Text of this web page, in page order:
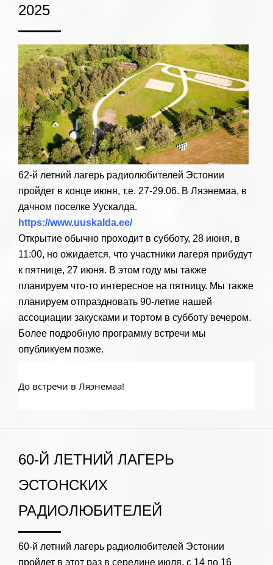
2025
62-й летний лагерь радиолюбителей Эстонии
пройдет в конце июня, т.е. 27-29.06. В Ляэнемаа, в
дачном поселке Уускалда.
https://www.uuskalda.ee/
Открытие обычно проходит в субботу, 28 июня, в
11:00, но ожидается, что участники лагеря прибудут
к пятнице, 27 июня. В этом году мы также
планируем что-то интересное на пятницу. Мы также
планируем отпраздновать 90-летие нашей
ассоциации закусками и тортом в субботу вечером.
Более подробную программу встречи мы
опубликуем позже.
До встречи в Ляэнемаа!
60-Й ЛЕТНИЙ ЛАГЕРЬ
ЭСТОНСКИХ
РАДИОЛЮБИТЕЛЕЙ
60-й летний лагерь радиолюбителей Эстонии
пройдет в этот раз в середине июля, с 14 по 16